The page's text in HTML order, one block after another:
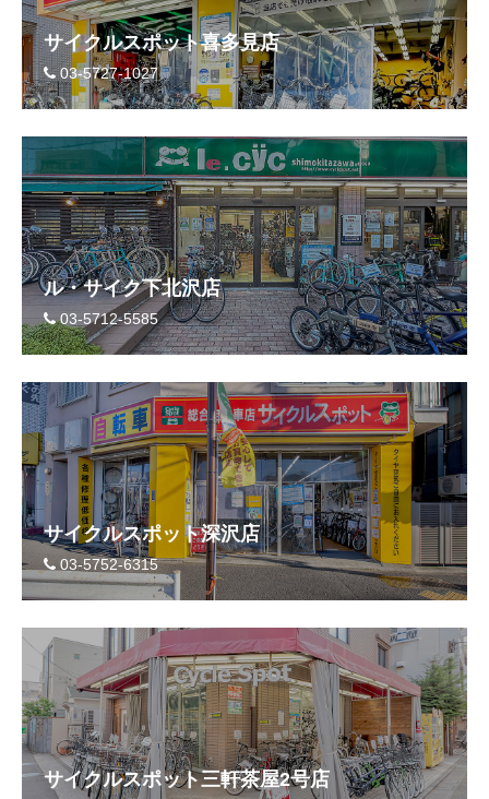
サイクルスポット喜多見店
03-5727-1027
ル・サイク下北沢店
03-5712-5585
サイクルスポット深沢店
03-5752-6315
サイクルスポット三軒茶屋2号店